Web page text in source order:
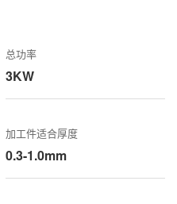
总功率
3KW
加工件适合厚度
0.3-1.0mm